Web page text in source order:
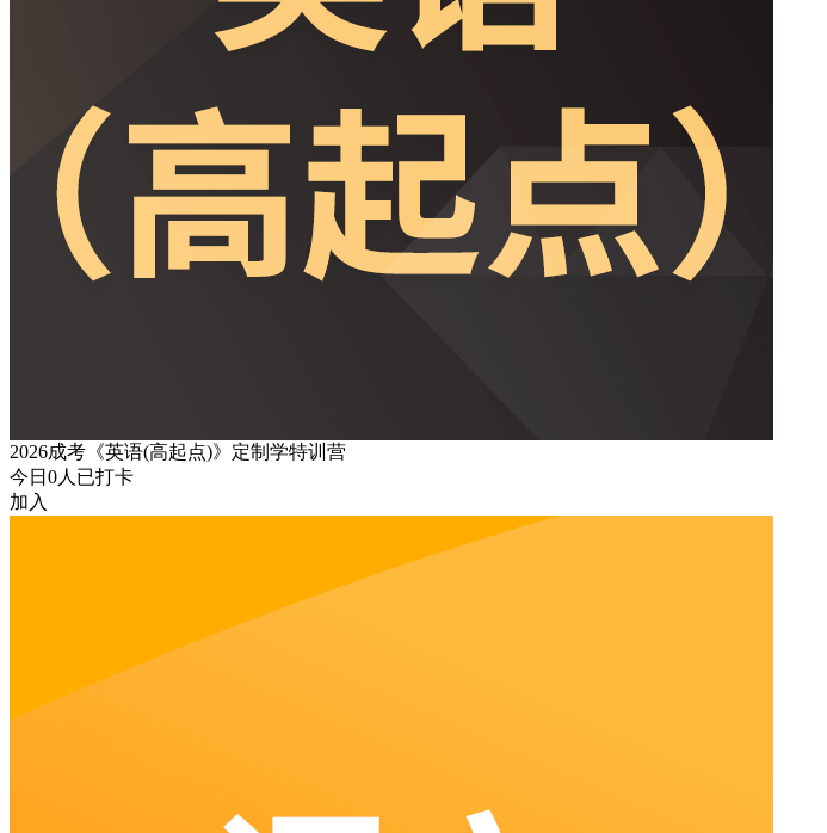
2026成考《英语(高起点)》定制学特训营
今日 0人已打卡
加入